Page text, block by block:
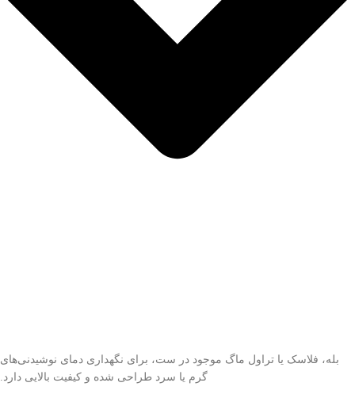
بله، فلاسک یا تراول ماگ موجود در ست، برای نگهداری دمای نوشیدنی‌های
گرم یا سرد طراحی شده و کیفیت بالایی دارد.